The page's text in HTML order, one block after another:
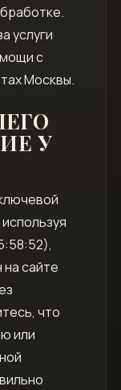
услуги
с
Москвы.
У
сайте
что
или